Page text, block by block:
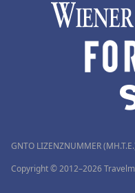
GNTO LIZENZNUMMER
Copyright © 2012–2026